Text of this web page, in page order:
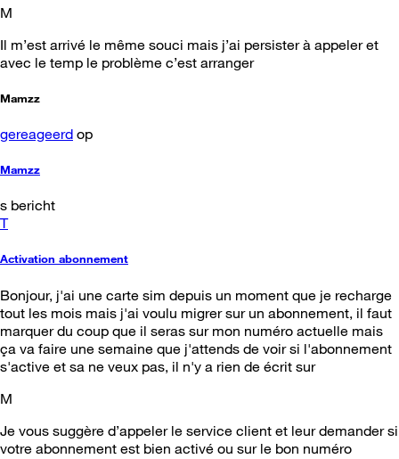
M
Il m’est arrivé le même souci mais j’ai persister à appeler et
avec le temp le problème c’est arranger
Mamzz
gereageerd op
Mamzz
s bericht
T
Activation abonnement
Bonjour, j'ai une carte sim depuis un moment que je recharge
tout les mois mais j'ai voulu migrer sur un abonnement, il faut
marquer du coup que il seras sur mon numéro actuelle mais
ça va faire une semaine que j'attends de voir si l'abonnement
s'active et sa ne veux pas, il n'y a rien de écrit sur
M
Je vous suggère d’appeler le service client et leur demander si
votre abonnement est bien activé ou sur le bon numéro